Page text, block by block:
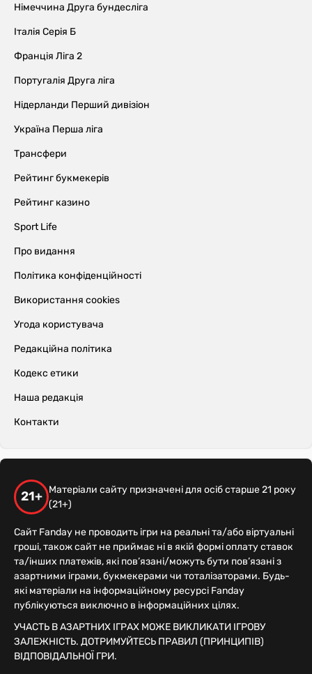
Німеччина Друга бундесліга
Італія Серія Б
Франція Ліга 2
Португалія Друга ліга
Нідерланди Перший дивізіон
Україна Перша ліга
Трансфери
Рейтинг букмекерів
Рейтинг казино
Sport Life
Про видання
Політика конфіденційності
Використання cookies
Угода користувача
Редакційна політика
Кодекс етики
Наша редакція
Контакти
21+
Матеріали сайту призначені для осіб старше 21 року
(21+)
Сайт Fanday не проводить ігри на реальні та/або віртуальні
гроші, також сайт не приймає ні в якій формі оплату ставок
та/інших платежів, які пов’язані/можуть бути пов’язані з
азартними іграми, букмекерами чи тоталізаторами. Будь-
які матеріали на інформаційному ресурсі Fanday
публікуються виключно в інформаційних цілях.
УЧАСТЬ В АЗАРТНИХ ІГРАХ МОЖЕ ВИКЛИКАТИ ІГРОВУ
ЗАЛЕЖНІСТЬ. ДОТРИМУЙТЕСЬ ПРАВИЛ (ПРИНЦИПІВ)
ВІДПОВІДАЛЬНОЇ ГРИ.